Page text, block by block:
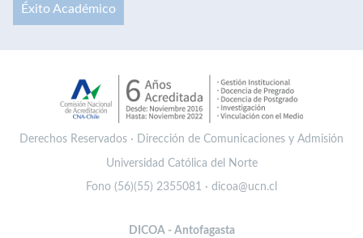
Éxito Académico
Derechos Reservados · Dirección de Comunicaciones y Admisión
Universidad Católica del Norte
Fono (56)(55) 2355081 · dicoa@ucn.cl
DICOA - Antofagasta